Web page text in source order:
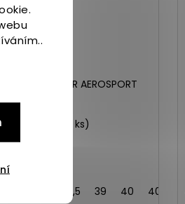
EXPLORER AEROSPORT
(>5 ks)
38,5 39 40 40,5